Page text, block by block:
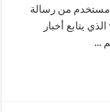
مستخدم من رسالة
احتيالية، داعيا إلى حذفها فورا. ووفق موقع wabetainfo الذي يتابع أخبار
...